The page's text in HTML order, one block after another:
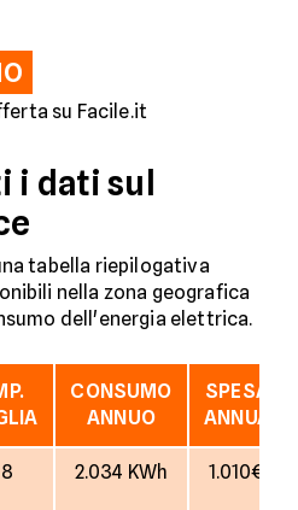
su Facile.it
dati sul
tabella riepilogativa
nella zona geografica
dell'energia elettrica.
CONSUMO
ANNUO
SPESA
ANNUA
2.034 KWh 1.010€